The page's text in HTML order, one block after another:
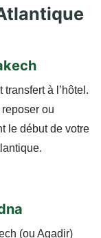
à l’hôtel.
ou
le début de votre
(ou Agadir)